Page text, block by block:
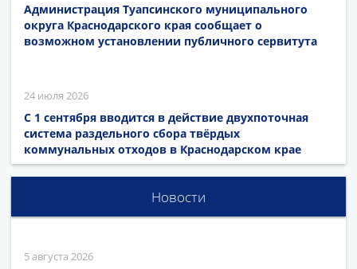
Администрация Туапсинского муниципального
округа Краснодарского края сообщает о
возможном установлении публичного сервитута
24 июля 2026
С 1 сентября вводится в действие двухпоточная
система раздельного сбора твёрдых
коммунальных отходов в Краснодарском крае
Новости
5 августа 2026